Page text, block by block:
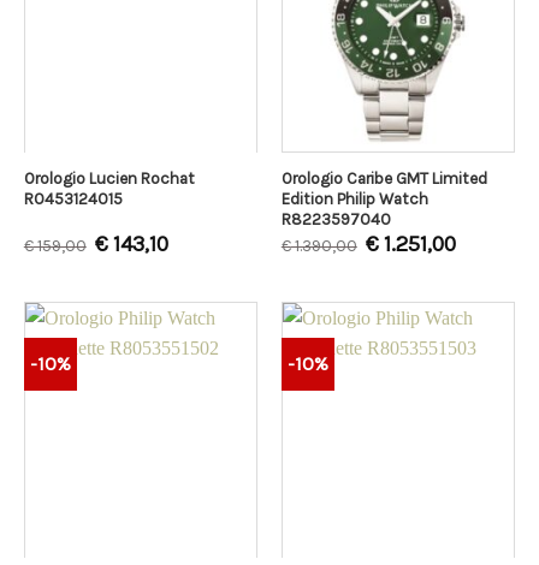
Orologio Lucien Rochat
R0453124015
€159,00 €143,10
Orologio Caribe GMT Limited
Edition Philip Watch
R8223597040
€1.390,00 €1.251,00
-10% -10%